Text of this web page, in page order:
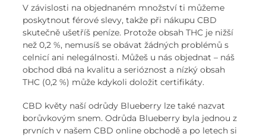
V závislosti na objednaném množství ti můžeme
poskytnout férové slevy, takže při nákupu CBD
skutečně ušetříš peníze. Protože obsah THC je nižší
než 0,2 %, nemusíš se obávat žádných problémů s
celnicí ani nelegálnosti. Můžeš u nás objednat – náš
obchod dbá na kvalitu a serióznost a nízký obsah
THC (0,2 %) může kdykoli doložit certifikáty.
CBD květy naší odrůdy Blueberry lze také nazvat
borůvkovým snem. Odrůda Blueberry byla jednou z
prvních v našem CBD online obchodě a po letech si